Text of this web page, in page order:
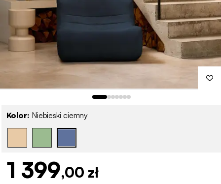
Kolor: Niebieski ciemny
1 399,00 zł